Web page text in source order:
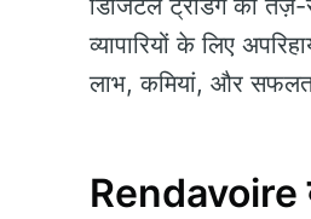
व्यापारियों के लिए
लाभ, कमियां, और
Rendavoire